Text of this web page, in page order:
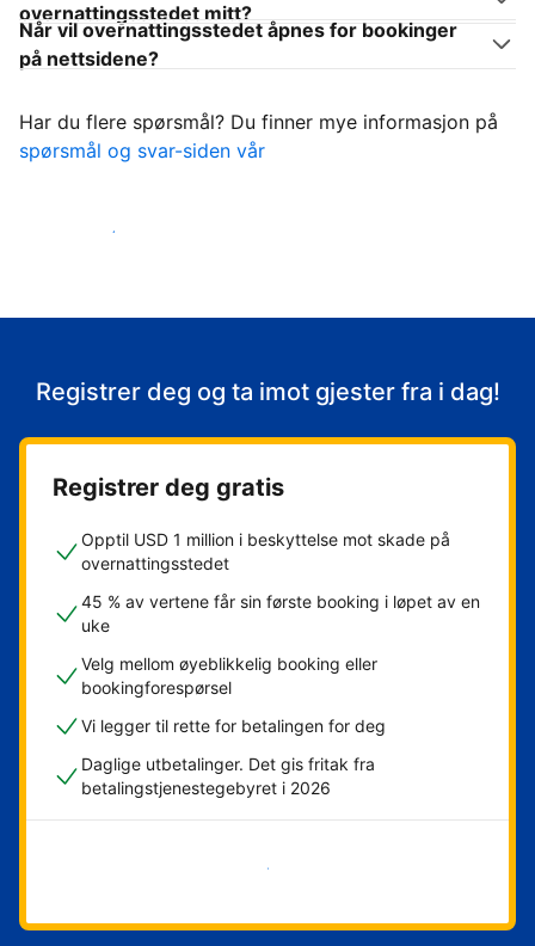
overnattingsstedet mitt?
Når vil overnattingsstedet åpnes for bookinger
på nettsidene?
Har du flere spørsmål? Du finner mye informasjon på
spørsmål og svar-siden vår
Ta imot gjestene
Registrer deg og ta imot gjester fra i dag!
Registrer deg gratis
Opptil USD 1 million i beskyttelse mot skade på
overnattingsstedet
45 % av vertene får sin første booking i løpet av en
uke
Velg mellom øyeblikkelig booking eller
bookingforespørsel
Vi legger til rette for betalingen for deg
Daglige utbetalinger. Det gis fritak fra
betalingstjenestegebyret i 2026
Kom i gang nå